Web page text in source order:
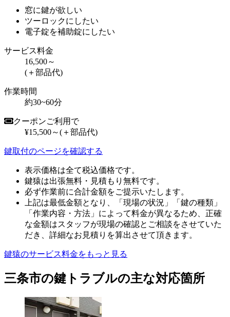
窓に鍵が欲しい
ツーロックにしたい
電子錠を補助錠にしたい
サービス料金
16,500～
(＋部品代)
作業時間
約30~60分
クーポンご利用で
¥15,500～(＋部品代)
鍵取付のページを確認する
表示価格は全て税込価格です。
鍵猿は出張無料・見積もり無料です。
必ず作業前に合計金額をご提示いたします。
上記は最低金額となり、「現場の状況」「鍵の種類」
「作業内容・方法」によって料金が異なるため、正確
な金額はスタッフが現場の確認とご相談をさせていた
だき、詳細なお見積りを算出させて頂きます。
鍵猿のサービス料金をもっと見る
三条市の鍵トラブルの主な対応箇所